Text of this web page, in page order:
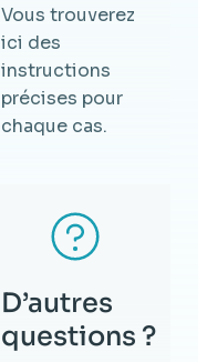
Vous trouverez
ici des
instructions
précises pour
chaque cas.
D’autres
questions ?